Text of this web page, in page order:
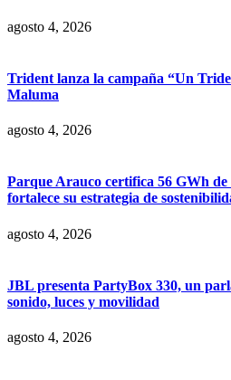
agosto 4, 2026
Trident lanza la campaña “Un
Maluma
agosto 4, 2026
Parque Arauco certifica 56 GWh de
fortalece su estrategia de
agosto 4, 2026
JBL presenta PartyBox 330, un
sonido, luces y movilidad
agosto 4, 2026